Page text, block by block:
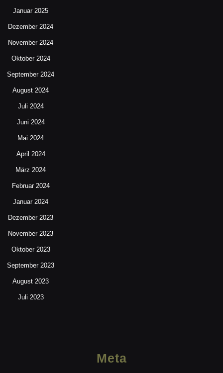
Januar 2025
Dezember 2024
November 2024
Oktober 2024
September 2024
August 2024
Juli 2024
Juni 2024
Mai 2024
April 2024
März 2024
Februar 2024
Januar 2024
Dezember 2023
November 2023
Oktober 2023
September 2023
August 2023
Juli 2023
Meta